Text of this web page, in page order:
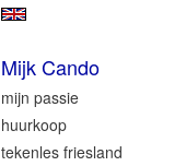
Mijk Cando
mijn passie
huurkoop
tekenles friesland